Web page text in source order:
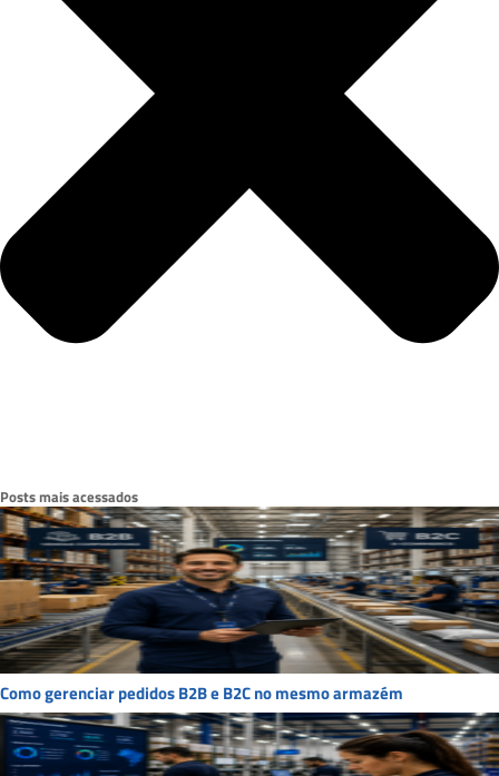
Posts mais acessados
Como gerenciar pedidos B2B e B2C no mesmo armazém